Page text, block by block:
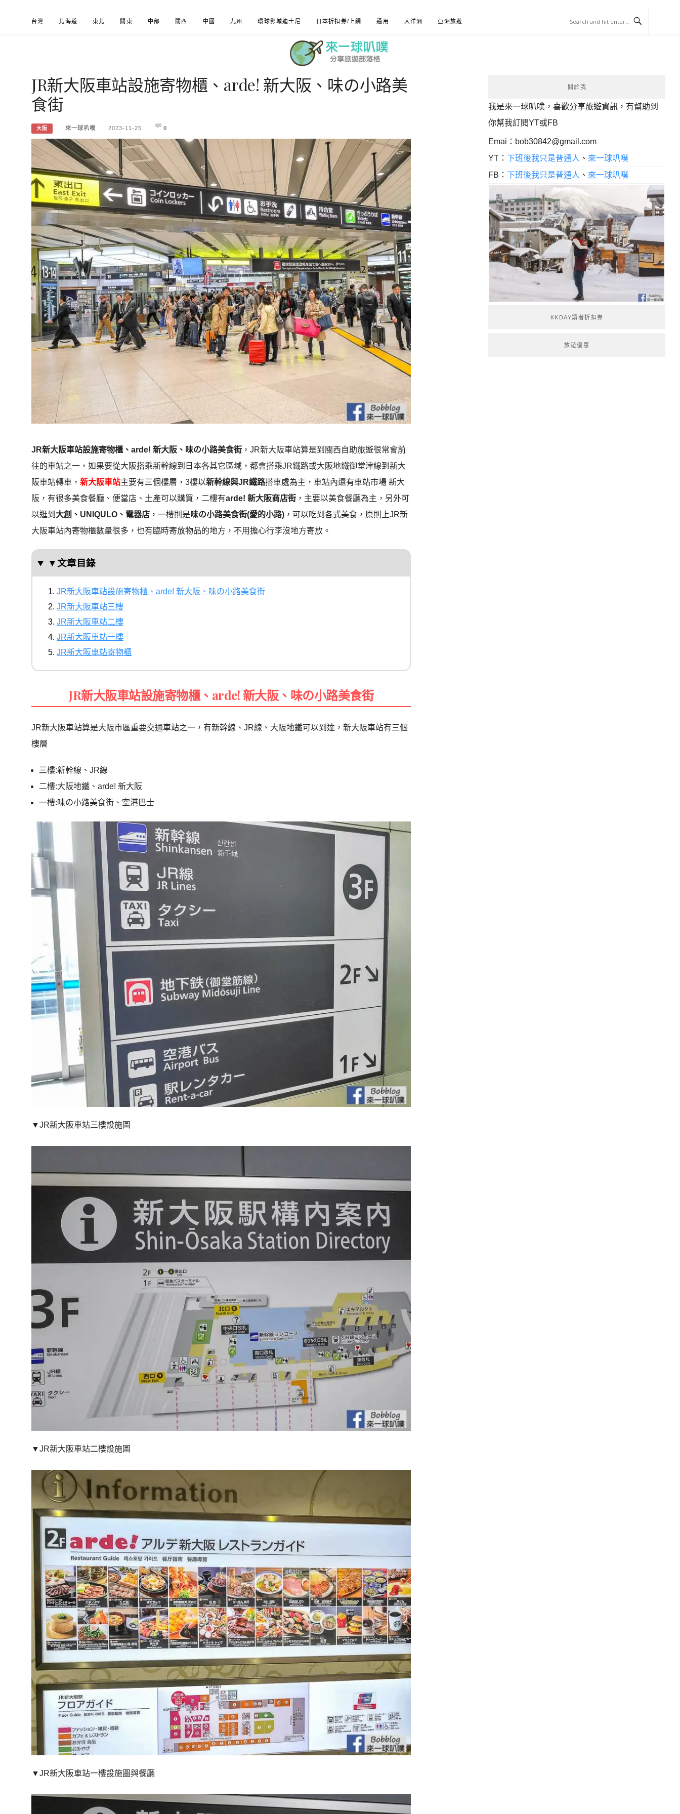
台灣 北海道 東北 關東 中部 關西 中國 九州 環球影城迪士尼 日本折扣券/上網 通用 大洋洲 亞洲旅遊
來一球叭噗
分享日本自助部落格
JR新大阪車站設施寄物櫃、arde! 新大阪、味の小路美
食街
大阪 來一球叭噗 2023-11-25 0
JR新大阪車站設施寄物櫃、arde! 新大阪、味の小路美食街 ，JR新大阪車站算是到關西自助旅遊很常會前
往的車站之一，如果要從大阪搭乘新幹線到日本各其它區域，都會搭乘JR鐵路或大阪地鐵御堂津線到新大
阪車站轉車， 新大阪車站主要有三個樓層，3樓以新幹線與JR鐵路搭車處為主，車站內還有車站市場 新大
阪，有很多美食餐廳、便當店、土產可以購買，二樓有arde! 新大阪商店街 ，主要以美食餐廳為主，另外可
以逛到 大創、UNIQULO、電器店 ，一樓則是味の小路美食街(愛的小路) ，可以吃到各式美食，原則上JR新
大阪車站內寄物櫃數量很多，也有臨時寄放物品的地方，不用擔心行李沒地方寄放。
▼文章目錄
JR新大阪車站設施寄物櫃、arde! 新大阪、味の小路美食街
JR新大阪車站三樓
JR新大阪車站二樓
JR新大阪車站一樓
JR新大阪車站寄物櫃
JR新大阪車站設施寄物櫃、arde! 新大阪、味の小路美食街
JR新大阪車站算是大阪市區重要交通車站之一，有新幹線、JR線、大阪地鐵可以到達，新大阪車站有三個
樓層
三樓:新幹線、JR線
二樓:大阪地鐵、arde! 新大阪
一樓:味の小路美食街、空港巴士
▼JR新大阪車站三樓設施圖
▼JR新大阪車站二樓設施圖
▼JR新大阪車站一樓設施圖與餐廳
關於我
我是來一球叭噗，喜歡分享旅遊資訊，有幫助到
你幫我訂閱YT或FB
Emai： bob30842@gmail.com
YT：下班後我只是普通人 、 來一球叭噗
FB：下班後我只是普通人 、 來一球叭噗
KKDAY讀者折扣券
旅遊優惠